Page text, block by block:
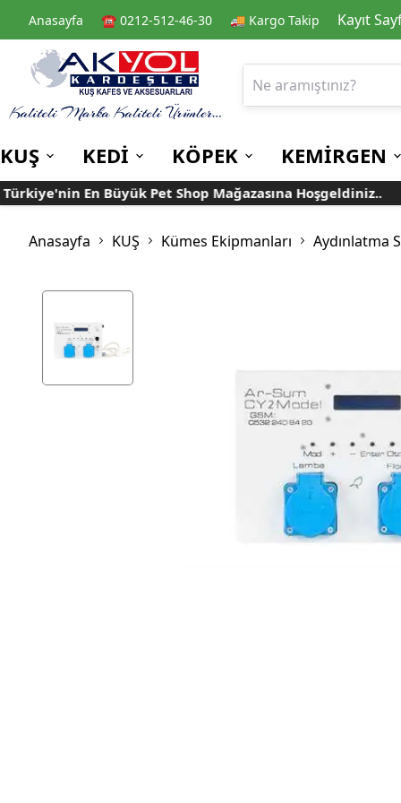
Anasayfa ☎️ 0212-512-46-30 🚚 Kargo Takip Kayıt
KUŞ
Kafes
Muhabbet
Papağan
Rulolu Kafes
Kafes Aksesuarları
Yemlikler
Oyuncaklar
KEDİ
Kedi Kuru Mamalar Kedi Kumları
Taşımalar
KÖPEK
Kuru Mamalar Konserve Mamalar
Mama ve Su Kapları
KEMİRGEN
Guinea Pig Yemleri
En Büyük Pet Shop Mağazasına Hoşgeldiniz..
Anasayfa KUŞ Kümes Ekipmanları Aydınlatma